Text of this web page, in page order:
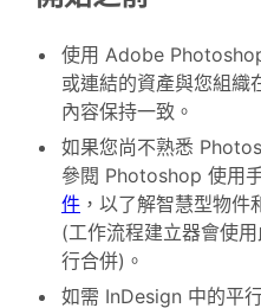
使用 Adobe
或連結的資產與您組織
內容保持一致。
如果您尚不熟悉
參閱 Photoshop 使用
件 ，以了解智慧型物
(工作流程建立器會使
行合併)。
如需 InDesign 中的平